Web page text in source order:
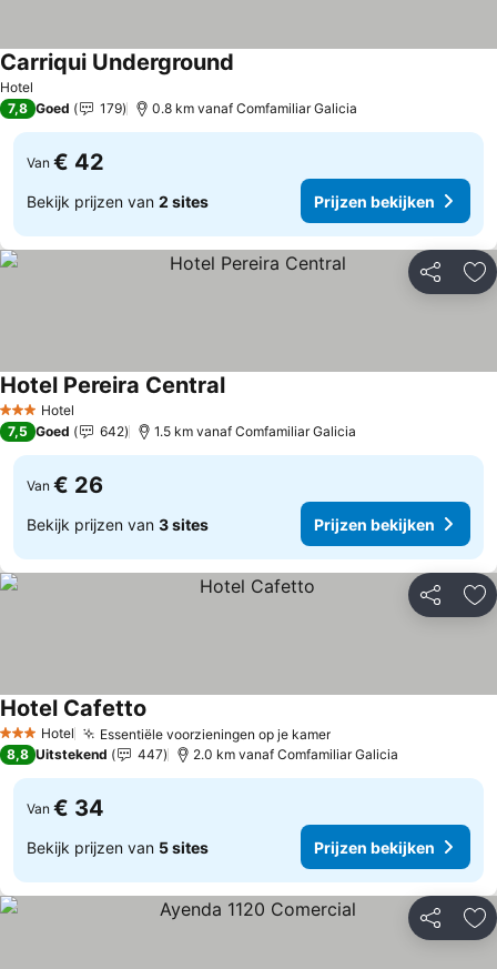
Hotel
Carriqui Underground
7,8 Goed 179 0.8 km vanaf Comfamiliar Galicia
Van € 42
Bekijk prijzen van 2 sites Prijzen bekijken
Delen
3 SterrenHotel
Hotel Pereira CentralPrijzen bekijken
7,5 Goed 642 1.5 km vanaf Comfamiliar Galicia
Van € 26
Bekijk prijzen van 3 sites Prijzen bekijken
Delen
3 SterrenHotel Essentiële voorzieningen op je kamerPrijzen bekijken
Hotel Cafetto
8,8 Uitstekend 447 2.0 km vanaf Comfamiliar Galicia
Van € 34
Bekijk prijzen van 5 sites Prijzen bekijken
Delen